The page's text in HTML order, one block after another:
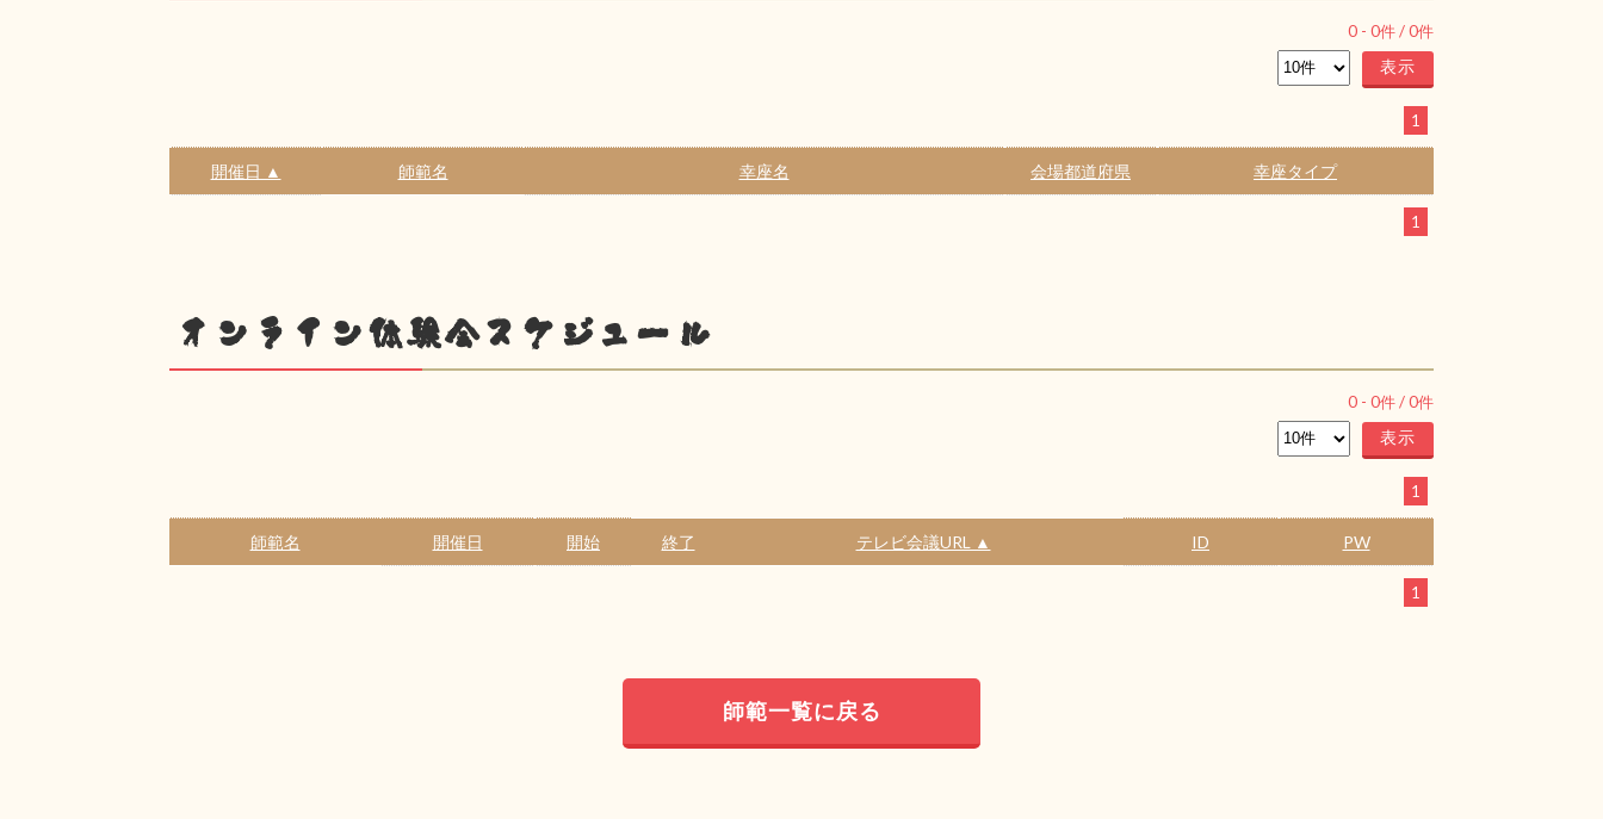
0 - 0件 /0件
1
開催日 ▲ 師範名 幸座名 会場都道府県 幸座タイプ
1
オンライン体験会スケジュール
0 - 0件 /0件
1
師範名 開催日 開始 終了 テレビ会議URL ▲ ID PW
1
師範一覧に戻る